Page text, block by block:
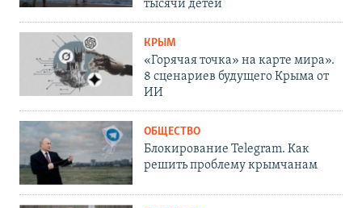
тысячи детей
КРЫМ
«Горячая точка» на карте мира».
8 сценариев будущего Крыма от
ИИ
ОБЩЕСТВО
Блокирование Telegram. Как
решить проблему крымчанам